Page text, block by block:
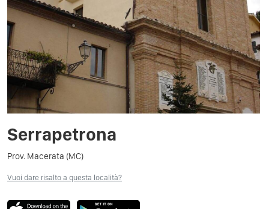
Serrapetrona
Prov. Macerata (MC)
Vuoi dare risalto a questa località?